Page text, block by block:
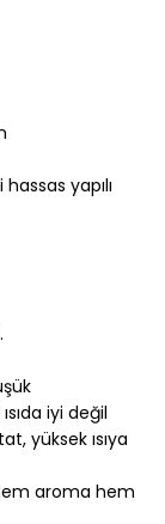
yapılı
iyi değil
yüksek ısıya
aroma hem